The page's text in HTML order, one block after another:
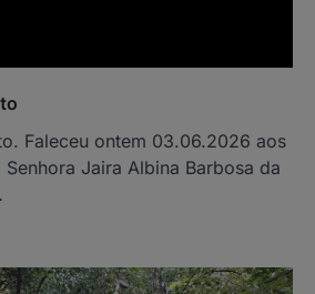
Faleceu ontem 03.06.2026 aos
Jaira Albina Barbosa da